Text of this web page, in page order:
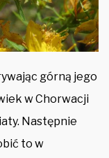
górną jego
w Chorwacji
Następnie
to w